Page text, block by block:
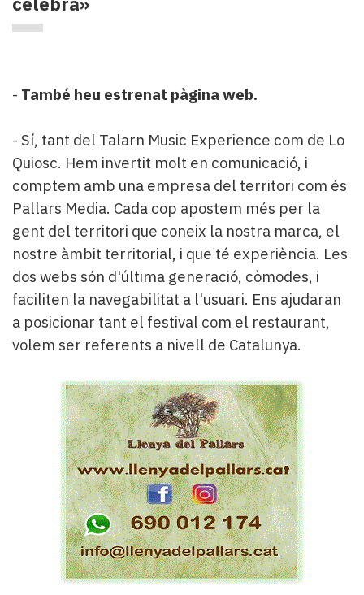
- També heu estrenat pàgina web.
- Sí, tant del Talarn Music Experience com de Lo
Quiosc. Hem invertit molt en comunicació, i
comptem amb una empresa del territori com és
Pallars Media. Cada cop apostem més per la
gent del territori que coneix la nostra marca, el
nostre àmbit territorial, i que té experiència. Les
dos webs són d'última generació, còmodes, i
faciliten la navegabilitat a l'usuari. Ens ajudaran
a posicionar tant el festival com el restaurant,
volem ser referents a nivell de Catalunya.